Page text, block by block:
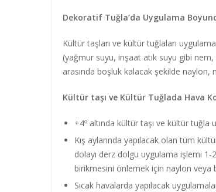
Dekoratif Tuğla’da Uygulama
Kültür taşları ve kültür tuğlaları
(yağmur suyu, inşaat atık suyu gibi
arasında boşluk kalacak şekilde
Kültür taşı ve Kültür Tuğlada Hava
+4º altında kültür taşı ve kültür tuğla
Kış aylarında yapılacak olan tüm
dolayı derz dolgu uygulama işlemi 1-
birikmesini önlemek için naylon veya
Sıcak havalarda yapılacak